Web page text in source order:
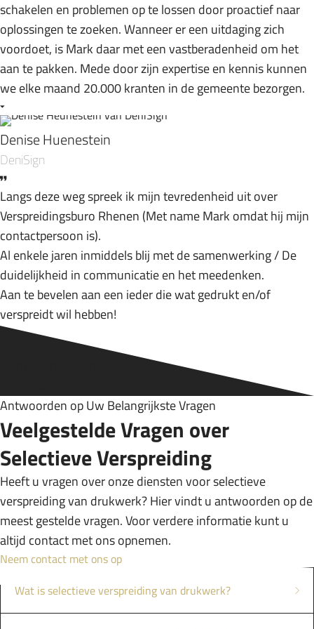
schakelen en problemen op te lossen door proactief naar
oplossingen te zoeken. Wanneer er een uitdaging zich
voordoet, is Mark daar met een vastberadenheid om het
aan te pakken. Mede door zijn expertise en kennis kunnen
we elke maand 20.000 kranten in de gemeente bezorgen.
Denise Huenestein
DeniSign
Langs deze weg spreek ik mijn tevredenheid uit over
Verspreidingsburo Rhenen (Met name Mark omdat hij mijn
contactpersoon is).
Al enkele jaren inmiddels blij met de samenwerking / De
duidelijkheid in communicatie en het meedenken.
Aan te bevelen aan een ieder die wat gedrukt en/of
verspreidt wil hebben!
Antwoorden op Uw Belangrijkste Vragen
Veelgestelde Vragen over
Selectieve Verspreiding
Heeft u vragen over onze diensten voor selectieve
verspreiding van drukwerk? Hier vindt u antwoorden op de
meest gestelde vragen. Voor verdere informatie kunt u
altijd contact met ons opnemen.
Neem contact met ons op
Wat is selectieve verspreiding van drukwerk?